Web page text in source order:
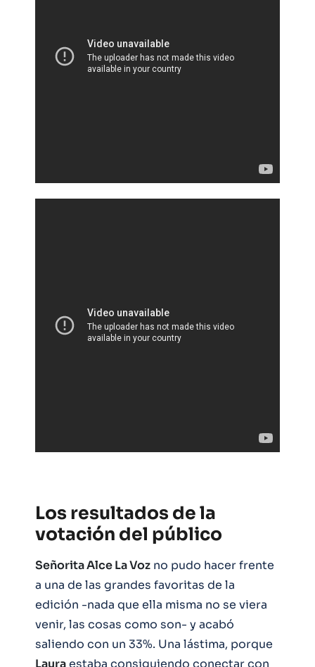
Los resultados de la
votación del público
Señorita Alce La Voz no pudo hacer frente
a una de las grandes favoritas de la
edición -nada que ella misma no se viera
venir, las cosas como son- y acabó
saliendo con un 33%. Una lástima, porque